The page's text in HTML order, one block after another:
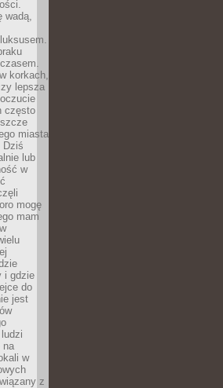
wadą,
korkach,
lepsza
często
miasta
Dziś
lub
w
mogę
mam
i gdzie
do
jest
na
w
z